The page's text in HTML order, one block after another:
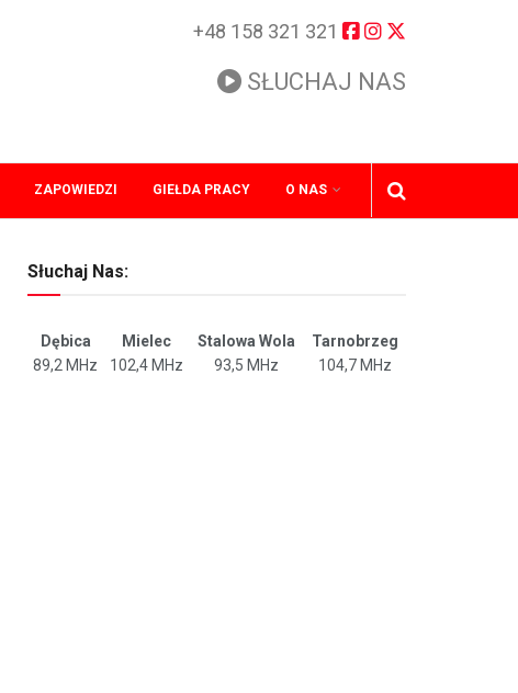
+48 158 321 321
SŁUCHAJ NAS
ZAPOWIEDZI GIEŁDA PRACY O NAS
Słuchaj Nas:
Dębica Mielec Stalowa Wola
Tarnobrzeg
89,2 MHz
102,4 MHz 93,5 MHz 104,7 MHz